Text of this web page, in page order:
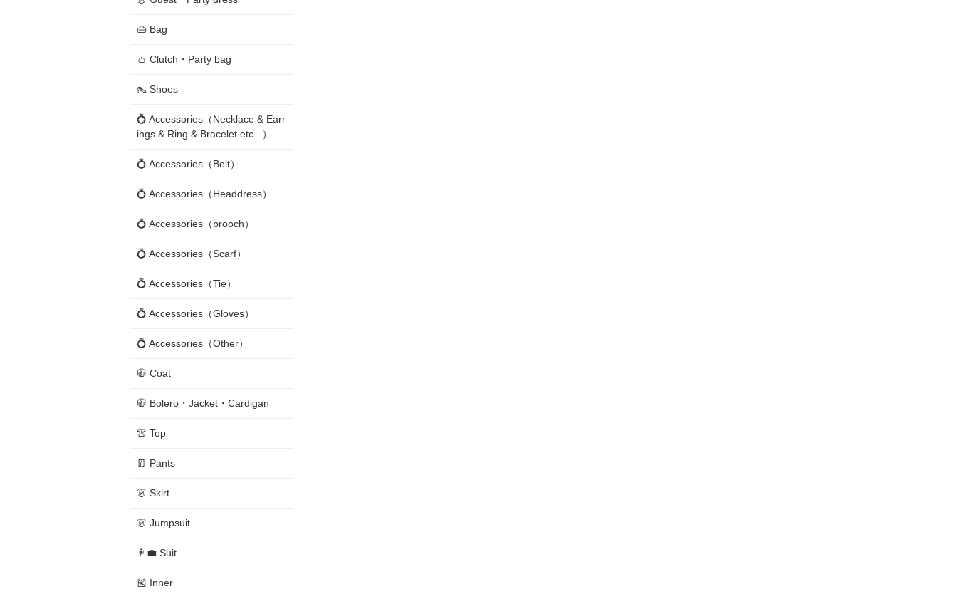
👜 Bag
👛 Clutch・Party bag
👠 Shoes
💍 Accessories（Necklace & Earr
ings & Ring & Bracelet etc...）
💍 Accessories（Belt）
💍 Accessories（Headdress）
💍 Accessories（brooch）
💍 Accessories（Scarf）
💍 Accessories（Tie）
💍 Accessories（Gloves）
💍 Accessories（Other）
🧥 Coat
🧥 Bolero・Jacket・Cardigan
👚 Top
👖 Pants
👗 Skirt
👗 Jumpsuit
👩‍💼 Suit
🎽 Inner